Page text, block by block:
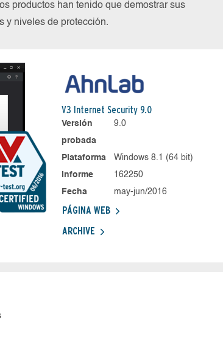
productos han tenido que demostrar sus
y niveles de protección.
V3 Internet Security 9.0
Versión
probada
9.0
Plataforma
Windows 8.1 (64 bit)
Informe
162250
Fecha
may-jun/2016
PÁGINA WEB
ARCHIVE